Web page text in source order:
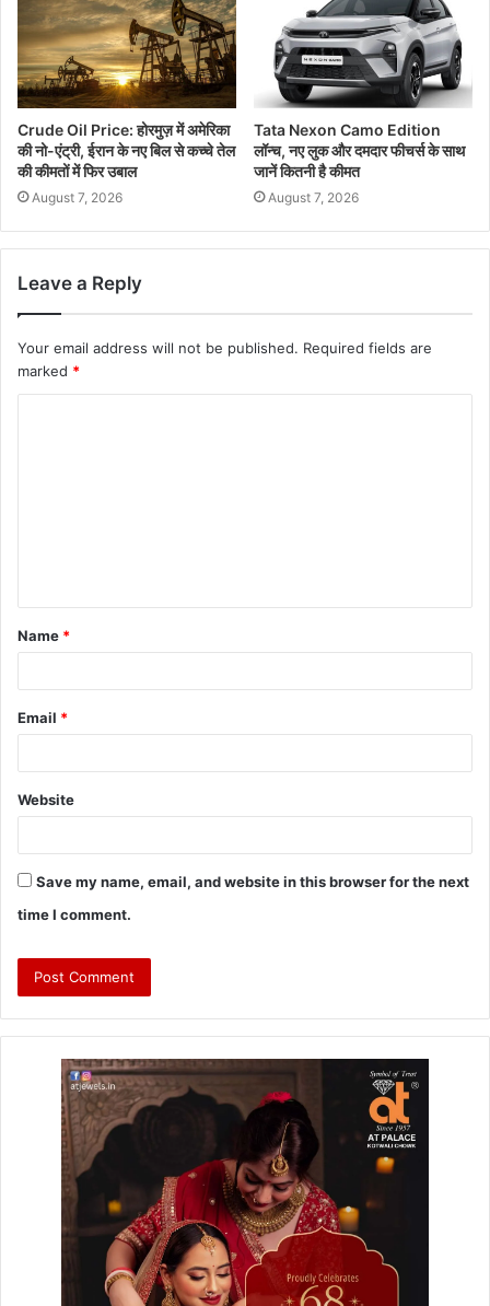
Crude Oil Price: होरमुज़ में अमेरिका
की नो-एंट्री, ईरान के नए बिल से कच्चे तेल
की कीमतों में फिर उबाल
August 7, 2026
Tata Nexon Camo Edition
लॉन्च, नए लुक और दमदार फीचर्स के साथ
जानें कितनी है कीमत
August 7, 2026
Leave a Reply
Your email address will not be published. Required fields are
marked *
Name *
Email *
Website
Save my name, email, and website in this browser for the next
time I comment.